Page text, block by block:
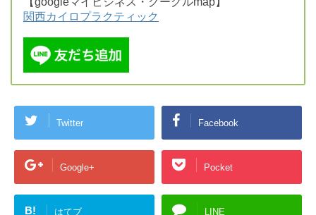
関西カイロプラクティック
Twitter Facebook
Google+ Pocket
B! はてブ LINE